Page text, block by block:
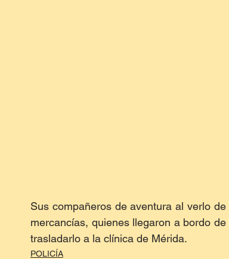
Sus compañeros de aventura al verlo
mercancías, quienes llegaron a bordo
trasladarlo a la clínica de Mérida.
POLICÍA